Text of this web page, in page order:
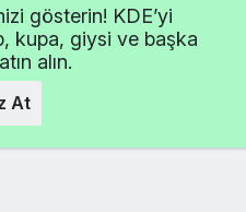
gösterin! KDE’yi
kupa, giysi ve başka
alın.
At